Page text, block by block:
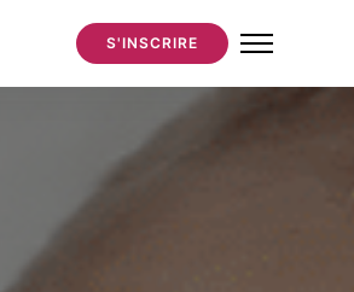
S'INSCRIRE